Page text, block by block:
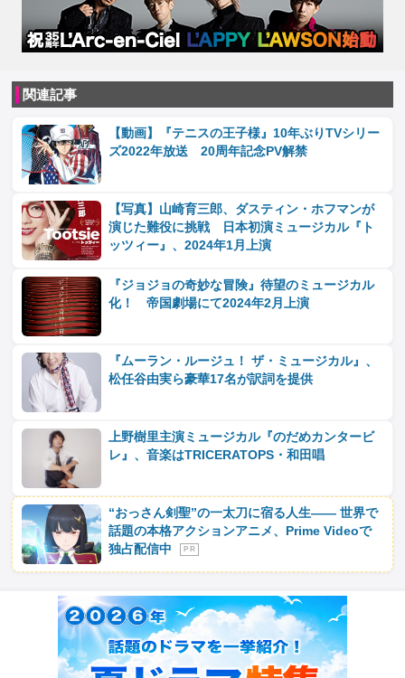
関連記事
【動画】『テニスの王子様』10年ぶりTVシリー
ズ2022年放送 20周年記念PV解禁
【写真】山崎育三郎、ダスティン・ホフマンが
演じた難役に挑戦 日本初演ミュージカル『ト
ッツィー』、2024年1月上演
『ジョジョの奇妙な冒険』待望のミュージカル
化！ 帝国劇場にて2024年2月上演
『ムーラン・ルージュ！ ザ・ミュージカル』、
松任谷由実ら豪華17名が訳詞を提供
上野樹里主演ミュージカル『のだめカンタービ
レ』、音楽はTRICERATOPS・和田唱
“おっさん剣聖”の一太刀に宿る人生―― 世界で
話題の本格アクションアニメ、Prime Videoで
独占配信中
P R